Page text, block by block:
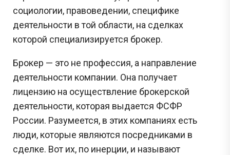
социологии, правоведении, специфике
деятельности в той области, на сделках
которой специализируется брокер.
Брокер — это не профессия, а направление
деятельности компании. Она получает
лицензию на осуществление брокерской
деятельности, которая выдается ФСФР
России. Разумеется, в этих компаниях есть
люди, которые являются посредниками в
сделке. Вот их, по инерции, и называют